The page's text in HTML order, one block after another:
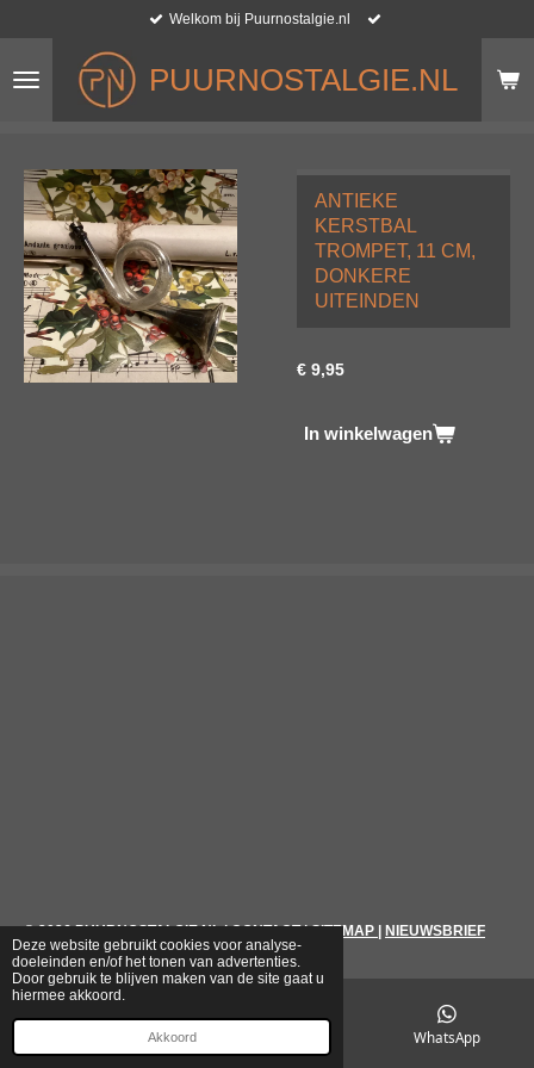
Deze website gebruikt cookies voor analyse-
doeleinden en/of het tonen van advertenties.
Door gebruik te blijven maken van de site gaat u
hiermee akkoord.
Akkoord
naar
hoofdinhoud
PUURNOSTALGIE.NL
Welkom bij Puurnostalgie.nl
ANTIEKE
KERSTBAL
TROMPET, 11 CM,
DONKERE
UITEINDEN
€ 9,95
In winkelwagen
© 2026 PUURNOSTALGIE.NL|CONTACT|SITEMAP NIEUWSBRIEF
WhatsApp